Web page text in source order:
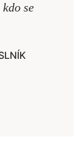
se